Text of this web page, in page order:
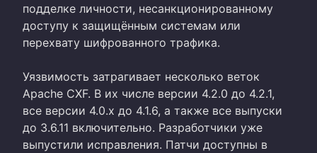
подделке личности, несанкционированному
доступу к защищённым системам или
перехвату шифрованного трафика.
Уязвимость затрагивает несколько веток
Apache CXF. В их числе версии 4.2.0 до 4.2.1,
все версии 4.0.x до 4.1.6, а также все выпуски
до 3.6.11 включительно. Разработчики уже
выпустили исправления. Патчи доступны в